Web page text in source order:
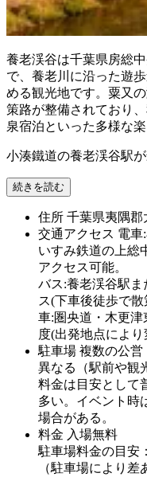
養老渓谷は千葉県房総
で、養老川に沿った遊
める観光地です。粟又
策路が整備されており
泉宿泊といった多様な
小湊鐵道の養老渓谷駅
続きを読む
住所 千葉県夷隅郡
交通アクセス 電車
いすみ鉄道の上総
アクセス可能。
バス:養老渓谷駅
ス(下車後徒歩で散
車:圏央道・木更
度(出発地点により
駐車場 複数の公営
異なる（駅前や観
料金は目安として
多い。イベント時
場合がある。
料金 入場無料
駐車場料金の目安
（駐車場により差